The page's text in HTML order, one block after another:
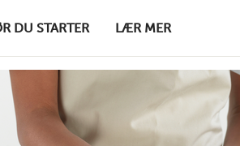
DU STARTER LÆR MER